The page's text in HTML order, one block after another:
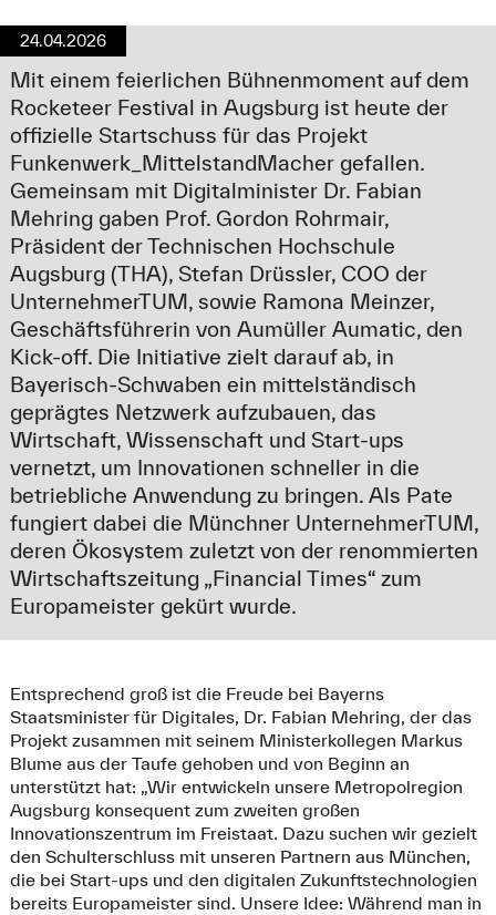
24.04.2026
Mit einem feierlichen Bühnenmoment auf dem
Rocketeer Festival in Augsburg ist heute der
offizielle Startschuss für das Projekt
Funkenwerk_MittelstandMacher gefallen.
Gemeinsam mit Digitalminister Dr. Fabian
Mehring gaben Prof. Gordon Rohrmair,
Präsident der Technischen Hochschule
Augsburg (THA), Stefan Drüssler, COO der
UnternehmerTUM, sowie Ramona Meinzer,
Geschäftsführerin von Aumüller Aumatic, den
Kick-off. Die Initiative zielt darauf ab, in
Bayerisch-Schwaben ein mittelständisch
geprägtes Netzwerk aufzubauen, das
Wirtschaft, Wissenschaft und Start-ups
vernetzt, um Innovationen schneller in die
betriebliche Anwendung zu bringen. Als Pate
fungiert dabei die Münchner UnternehmerTUM,
deren Ökosystem zuletzt von der renommierten
Wirtschaftszeitung „Financial Times“ zum
Europameister gekürt wurde.
Entsprechend groß ist die Freude bei Bayerns
Staatsminister für Digitales, Dr. Fabian Mehring, der das
Projekt zusammen mit seinem Ministerkollegen Markus
Blume aus der Taufe gehoben und von Beginn an
unterstützt hat: „Wir entwickeln unsere Metropolregion
Augsburg konsequent zum zweiten großen
Innovationszentrum im Freistaat. Dazu suchen wir gezielt
den Schulterschluss mit unseren Partnern aus München,
die bei Start-ups und den digitalen Zukunftstechnologien
bereits Europameister sind. Unsere Idee: Während man in